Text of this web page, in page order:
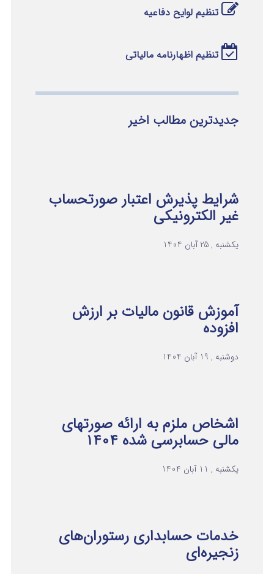
تنظیم لوایح دفاعیه
تنظیم اظهارنامه مالیاتی
جدیدترین مطالب اخیر
شرایط پذیرش اعتبار صورتحساب
غیر الکترونیکی
یکشنبه , 25 آبان 1404
آموزش قانون مالیات بر ارزش
افزوده
دوشنبه , 19 آبان 1404
اشخاص ملزم به ارائه صورتهای
مالی حسابرسی شده ۱۴۰۴
یکشنبه , 11 آبان 1404
خدمات حسابداری رستوران‌های
زنجیره‌ای